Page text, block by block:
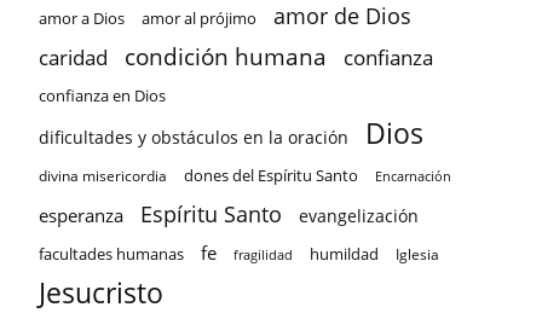
amor a Dios amor al prójimo amor de Dios
caridad condición humana confianza
confianza en Dios
dificultades y obstáculos en la oración Dios
divina misericordia dones del Espíritu Santo Encarnación
esperanza Espíritu Santo evangelización
facultades humanas fe fragilidad humildad Iglesia
Jesucristo